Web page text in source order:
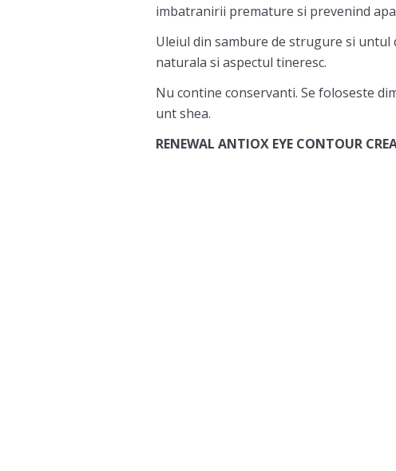
imbatranirii premature si prevenind
Uleiul din sambure de strugure si untul
naturala si aspectul tineresc.
Nu contine conservanti. Se foloseste
unt shea.
RENEWAL ANTIOX EYE CONTOUR